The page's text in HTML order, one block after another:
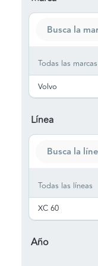
Todas las marcas
Volvo
Línea
Todas las líneas
XC 60
Año